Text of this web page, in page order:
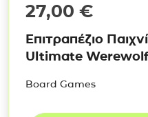
27,00 €
Επιτραπέζιο
Ultimate
Board Games